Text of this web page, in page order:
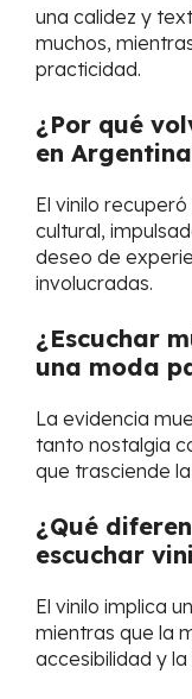
una calidez y
muchos,
practicidad.
¿Por qué
en
El vinilo
cultural,
deseo de
involucradas.
¿Escuchar
una moda
La evidencia
tanto nostalgia
que trasciende
¿Qué
escuchar
El vinilo implica
mientras que la
accesibilidad y